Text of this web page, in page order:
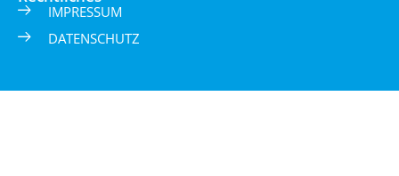
IMPRESSUM
DATENSCHUTZ